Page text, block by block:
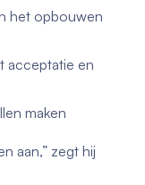
het opbouwen
acceptatie en
maken
aan,” zegt hij